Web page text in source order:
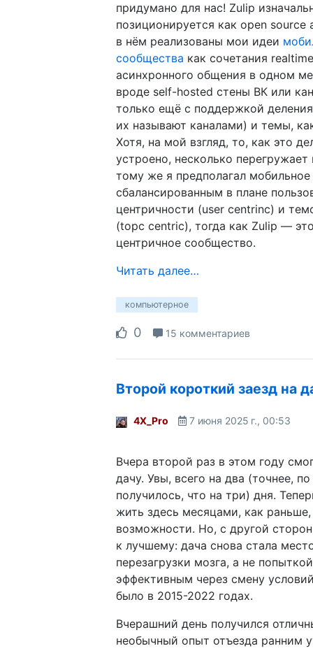
придумано для нас! Zulip
позиционируется как open source
в нём реализованы мои идеи
сообщества как сочетания
асинхронного общения в одном
вроде self-hosted стены ВК или
только ещё с поддержкой
их называют каналами) и темы,
Хотя, на мой взгляд, то, как это
устроено, несколько перегружает
тому же я предполагал
сбалансированным в плане
центричности (user centrinc) и
(topc centric), тогда как Zulip —
центричное сообщество.
Читать далее…
компьютерное
0 15 комментариев
Второй короткий заезд на
4X_Pro 7 июня 2025 г., 00:53
Вчера второй раз в этом году
дачу. Увы, всего на два (точнее, по
получилось, что на три) дня.
жить здесь месяцами, как раньше,
возможности. Но, с другой
к лучшему: дача снова стала
перезагрузки мозга, а не
эффективным через смену
было в 2015-2022 годах.
Вчерашний день получился
необычный опыт отъезда ранним